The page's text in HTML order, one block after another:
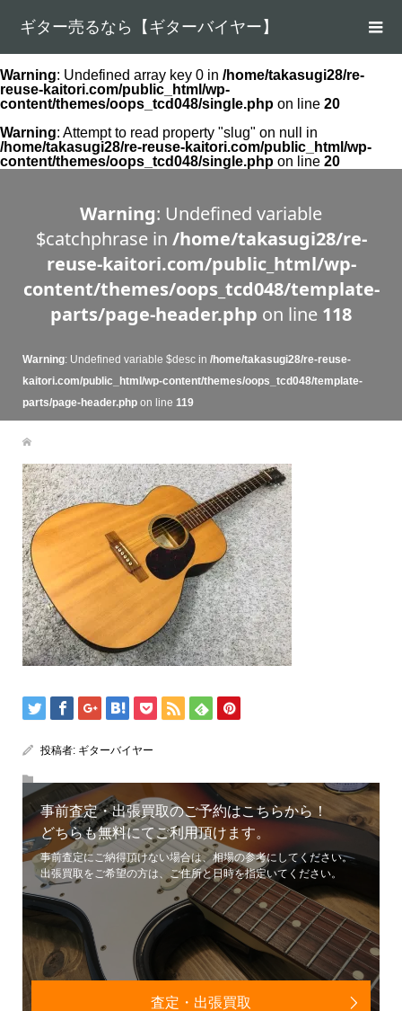
ギター売るなら【ギターバイヤー】
Warning: Undefined array key 0 in /home/takasugi28/re-
reuse-kaitori.com/public_html/wp-
content/themes/oops_tcd048/single.php on line 20
Warning: Attempt to read property "slug" on null in
/home/takasugi28/re-reuse-kaitori.com/public_html/wp-
content/themes/oops_tcd048/single.php on line 20
Warning: Undefined variable
$catchphrase in /home/takasugi28/re-
reuse-kaitori.com/public_html/wp-
content/themes/oops_tcd048/template-
parts/page-header.php on line 118
Warning: Undefined variable $desc in /home/takasugi28/re-reuse-
kaitori.com/public_html/wp-content/themes/oops_tcd048/template-
parts/page-header.phpon line 119
投稿者: ギターバイヤー
事前査定・出張買取のご予約はこちらから！
どちらも無料にてご利用頂けます。
事前査定にご納得頂けない場合は、相場の参考にしてください。
出張買取をご希望の方は、ご住所と日時を指定いてください。
査定・出張買取